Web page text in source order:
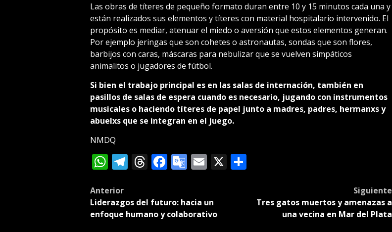
Las obras de títeres de pequeño formato duran entre 10 y 15 minutos cada una y
están realizados sus elementos y títeres con material hospitalario intervenido. El
propósito es mediar, atenuar el miedo o aversión que estos elementos generan.
Por ejemplo jeringas que son cohetes o astronautas, sondas que son flores,
barbijos con caras, máscaras para nebulizar que se vuelven simpáticos
animalitos o jugadores de fútbol.
Si bien el trabajo principal es en las salas de internación, también en
pasillos de salas de espera cuando es necesario, jugando con instrumentos
musicales o haciendo títeres de papel junto a madres, padres, hermanxs y
abuelxs que se integran en el juego.
NMDQ
WhatsApp
Telegram
Threads
Facebook
Google
Email
X Compartir
Post
navigation
Anterior
Liderazgos del futuro: hacia un
enfoque humano y colaborativo
Siguiente
Tres gatos muertos y amenazas a
una vecina en Mar del Plata